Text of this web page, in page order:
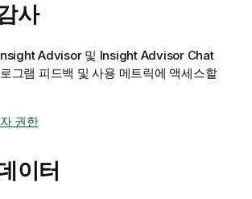
사
Advisor및 Insight Advisor Chat
그램 피드백 및 사용 메트릭에 액세스할
권한
이터